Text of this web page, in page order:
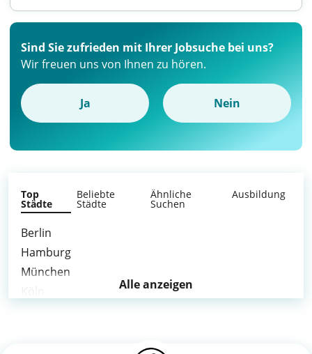
Sind Sie zufrieden mit Ihrer Jobsuche bei uns?
Wir freuen uns von Ihnen zu hören.
Ja Nein
Top
Städte
Beliebte
Städte
Ähnliche
Suchen
Ausbildung
Berlin
Hamburg
München
Alle anzeigen